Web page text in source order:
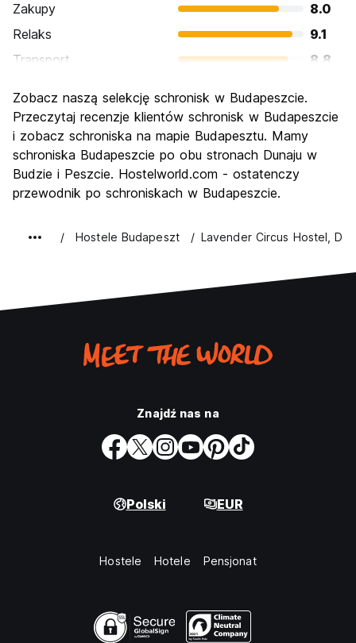
Zakupy
8.0
Relaks
9.1
Transport
8.8
Kultura
9.3
Imprezy
Najlepsza wartość
9.1
Zobacz naszą selekcję schronisk w Budapeszcie.
Przeczytaj recenzje klientów schronisk w Budapeszcie
i zobacz schroniska na mapie Budapesztu. Mamy
schroniska Budapeszcie po obu stronach Dunaju w
Budzie i Peszcie. Hostelworld.com - ostatenczy
przewodnik po schroniskach w Budapeszcie.
Hostele Budapeszt Lavender Circus Hostel,
Znajdź nas na
Polski EUR
Hostele Hotele Pensjonat